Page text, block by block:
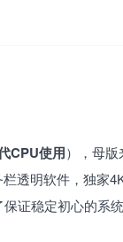
CPU使用），母版
透明软件，独家
证稳定初心的系